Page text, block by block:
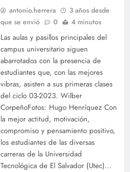
antonio.herrera
3 años desde
que se envió
0 4 minutos
Las aulas y pasillos principales del
campus universitario siguen
abarrotados con la presencia de
estudiantes que, con las mejores
vibras, asisten a sus primeras clases
del ciclo 03-2023. Wilber
CorpeñoFotos: Hugo Henríquez Con
la mejor actitud, motivación,
compromiso y pensamiento positivo,
los estudiantes de las diversas
carreras de la Universidad
Tecnológica de El Salvador (Utec)…